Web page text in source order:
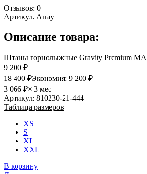
Отзывов: 0
Артикул: Array
Описание товара:
Штаны горнолыжные Gravity Premium
9 200 ₽
18 400 ₽Экономия: 9 200 ₽
3 066 ₽× 3 мес
Артикул: 810230-21-444
Таблица размеров
XS
S
XL
XXL
В корзину